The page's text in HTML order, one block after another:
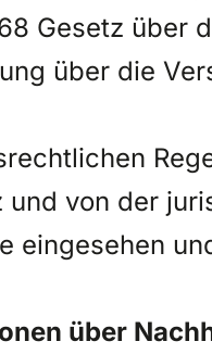
Gesetz über
über die
und von der
eingesehen
über